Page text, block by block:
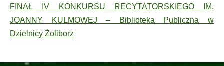
FINAŁ IV KONKURSU RECYTATORSKIEGO IM.
JOANNY KULMOWEJ – Biblioteka Publiczna w
Dzielnicy Żoliborz